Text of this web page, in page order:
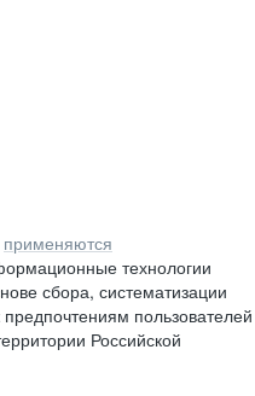
применяются
технологии
сбора, систематизации
пользователей
Российской